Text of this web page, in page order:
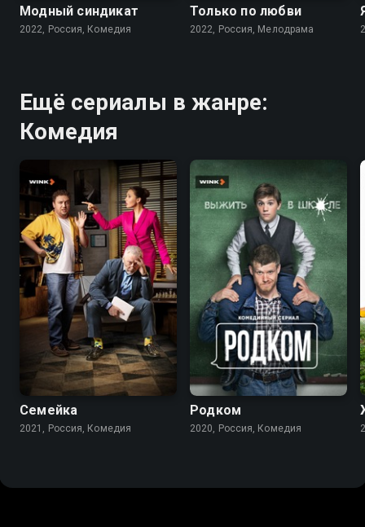
Модный синдикат
2022, Россия, Комедия
Только по любви
2022, Россия, Мелодрама
Ещё сериалы в жанре:
Комедия
7.7
Семейка
2021, Россия, Комедия
7.9
Родком
2020, Россия, Комедия